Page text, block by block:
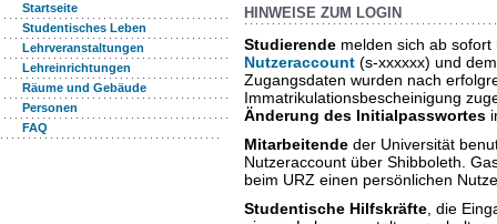
Startseite
Studentisches Leben
Lehrveranstaltungen
Lehreinrichtungen
Räume und Gebäude
Personen
FAQ
HINWEISE ZUM LOGIN
Studierende melden sich ab
Nutzeraccount (s-xxxxxx) und
Zugangsdaten wurden nach
Immatrikulationsbescheinigung
Änderung des Initialpasswortes
Mitarbeitende der Universität
Nutzeraccount über Shibboleth.
beim URZ einen persönlichen
Studentische Hilfskräfte , die